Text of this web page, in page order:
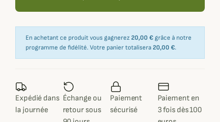
En achetant ce produit vous gagnerez20,00 € grâce à notre
programme de fidélité. Votre panier totalisera20,00 €.
Expédié dans
la journée
Échange ou
retour sous
Paiement
sécurisé
Paiement en
3 fois dès 100